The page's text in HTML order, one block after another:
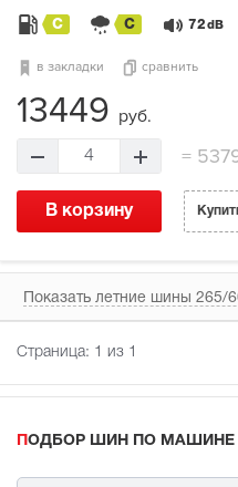
C C 72 dB
в закладки сравнить
13449 руб.
4 =
В корзину
Показать летние шины 265/
Страница: 1 из 1
ПОДБОР ШИН ПО МАШИНЕ